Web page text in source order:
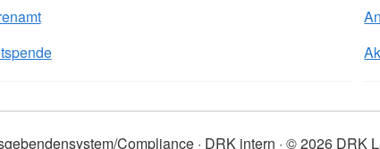
Compliance DRK intern © 2026 DRK